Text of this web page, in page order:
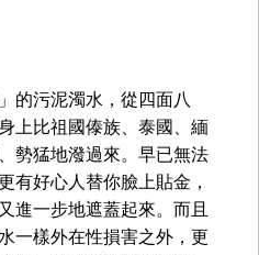
的污泥濁水，從四面八
上比祖國傣族、泰國、緬
勢猛地潑過來。早已無法
有好心人替你臉上貼金，
進一步地遮蓋起來。而且
一樣外在性損害之外，更